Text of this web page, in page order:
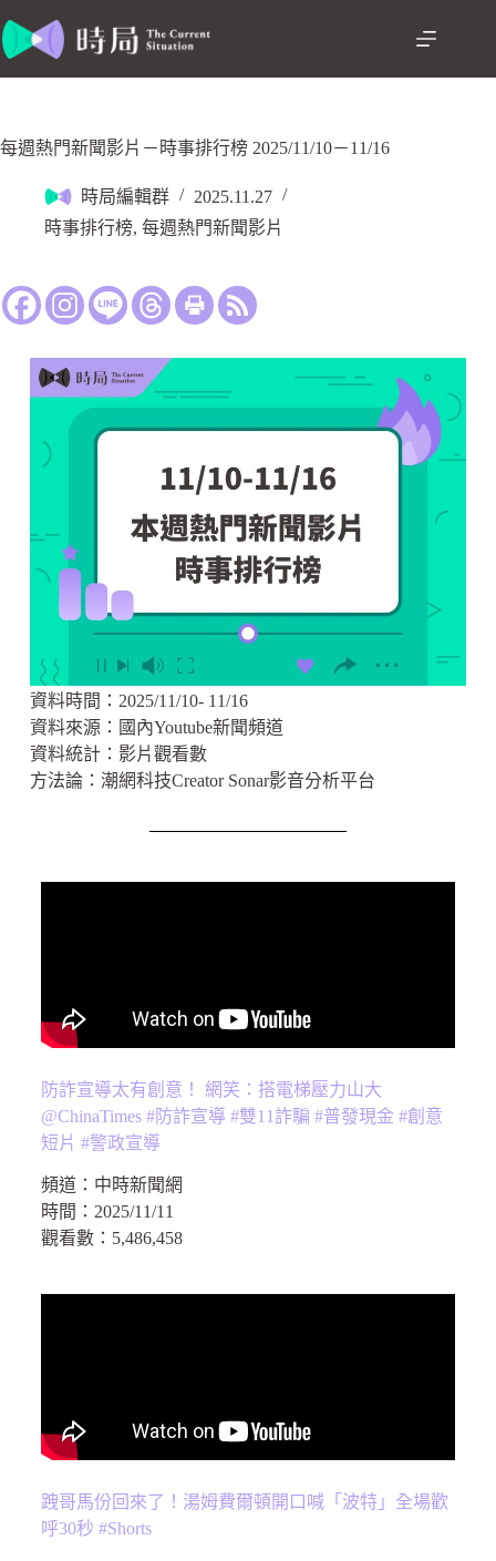
每週熱門新聞影片－時事排行榜 2025/11/10－11/16
時局編輯群
2025.11.27
時事排行榜, 每週熱門新聞影片
資料時間：2025/11/10- 11/16
資料來源： 國內Youtube新聞頻道
資料統計：影片觀看數
方法論：潮網科技Creator Sonar影音分析平台
防詐宣導太有創意！ 網笑：搭電梯壓力山大
@ChinaTimes #防詐宣導 #雙11詐騙 #普發現金 #創意
短片 #警政宣導
頻道： 中時新聞網
時間： 2025/11/11
觀看數： 5,486,458
跩哥馬份回來了！湯姆費爾頓開口喊「波特」全場歡
呼30秒 #Shorts